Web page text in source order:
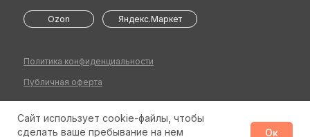
©2026 Все права защищены
Политика конфиденциальности
Публичная оферта
Разработка сайта
Ozon Яндекс.Маркет
Сайт использует cookie-файлы, чтобы
сделать ваше пребывание на нем
Ок